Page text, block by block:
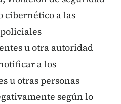
cibernético a las
u otra autoridad
a los
u otras personas
según lo